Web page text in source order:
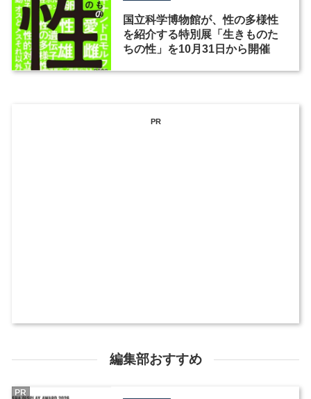
国立科学博物館が、性の多様性
を紹介する特別展「生きものた
ちの性」を10月31日から開催
PR
編集部おすすめ
PR